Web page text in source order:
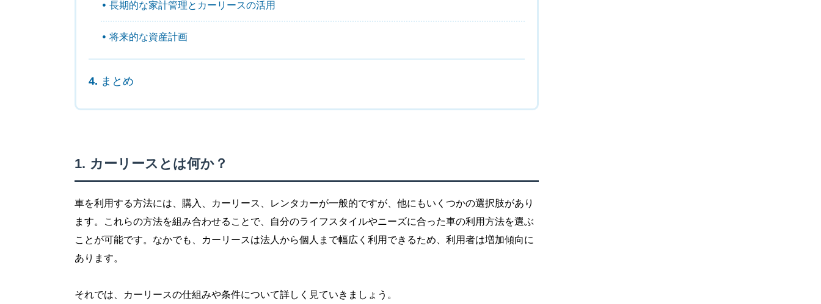
長期的な家計管理とカーリースの活用
将来的な資産計画
まとめ
カーリースとは何か？
車を利用する方法には、購入、カーリース、レンタカーが一般的ですが、他にもいくつかの選択肢があり
ます。これらの方法を組み合わせることで、自分のライフスタイルやニーズに合った車の利用方法を選ぶ
ことが可能です。なかでも、カーリースは法人から個人まで幅広く利用できるため、利用者は増加傾向に
あります。
それでは、カーリースの仕組みや条件について詳しく見ていきましょう。